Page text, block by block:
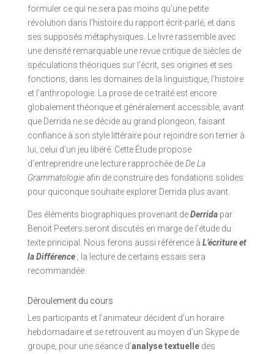
formuler ce qui ne sera pas moins qu’une petite
révolution dans l’histoire du rapport écrit-parlé, et dans
ses supposés métaphysiques. Le livre rassemble avec
une densité remarquable une revue critique de siècles de
spéculations théoriques sur l’écrit, ses origines et ses
fonctions, dans les domaines de la linguistique, l’histoire
et l’anthropologie. La prose de ce traité est encore
globalement théorique et généralement accessible, avant
que Derrida ne se décide au grand plongeon, faisant
confiance à son style littéraire pour rejoindre son terrier à
lui, celui d’un jeu libéré. Cette Étude propose
d’entreprendre une lecture rapprochée deDe La
Grammatologieafin de construire des fondations solides
pour quiconque souhaite explorer Derrida plus avant.
Des éléments biographiques provenant deDerridapar
Benoit Peeters seront discutés en marge de l’étude du
texte principal. Nous ferons aussi référence à L’écriture et
la Différence; la lecture de certains essais sera
recommandée.
Déroulement du cours
Les participants et l’animateur décident d’un horaire
hebdomadaire et se retrouvent au moyen d’un Skype de
groupe, pour une séance d’analyse textuelledes